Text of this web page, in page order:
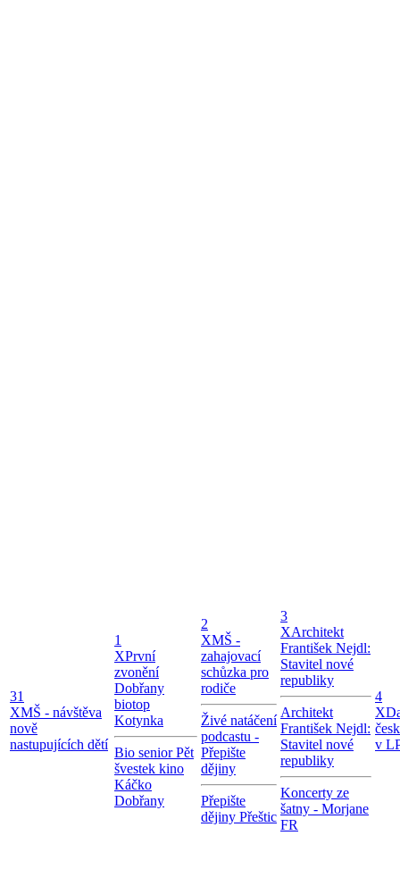
31
XMŠ - návštěva
nově
nastupujících dětí
1
XPrvní
zvonění
Dobřany
biotop
Kotynka
Bio senior Pět
švestek kino
Káčko
Dobřany
2
XMŠ -
zahajovací
schůzka pro
rodiče
Živé natáčení
podcastu -
Přepište
dějiny
Přepište
dějiny Přeštic
3
XArchitekt
František Nejdl:
Stavitel nové
republiky
Architekt
František Nejdl:
Stavitel nové
republiky
Koncerty ze
šatny - Morjane
FR
4
X
v